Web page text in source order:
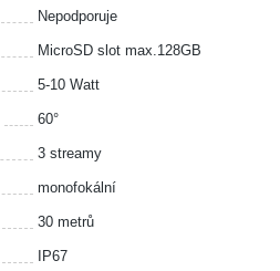
Nepodporuje
MicroSD slot max.128GB
5-10 Watt
60°
3 streamy
monofokální
30 metrů
IP67